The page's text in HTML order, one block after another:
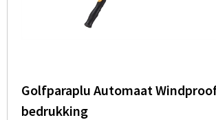
Golfparaplu Automaat
bedrukking